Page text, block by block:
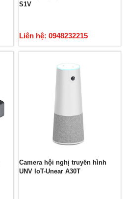
S1V
Liên hệ: 0948232215
Camera hội nghị truyền hình
UNV IoT-Unear A30T